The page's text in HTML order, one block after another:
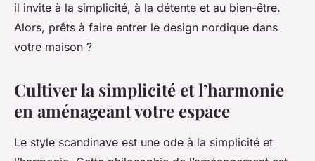
il invite à la simplicité, à la détente et au bien-être.
Alors, prêts à faire entrer le design nordique dans
votre maison ?
Cultiver la simplicité et l’harmonie
en aménageant votre espace
Le style scandinave est une ode à la simplicité et